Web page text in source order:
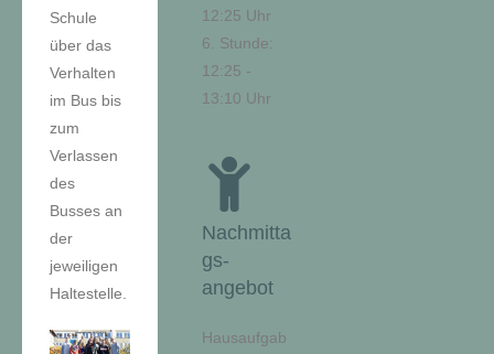
12:25 Uhr
6. Stunde:
12:25 -
13:10 Uhr
Nachmitta
gs-
angebot
Hausaufgab
Schule
über das
Verhalten
im Bus bis
zum
Verlassen
des
Busses an
der
jeweiligen
Haltestelle.